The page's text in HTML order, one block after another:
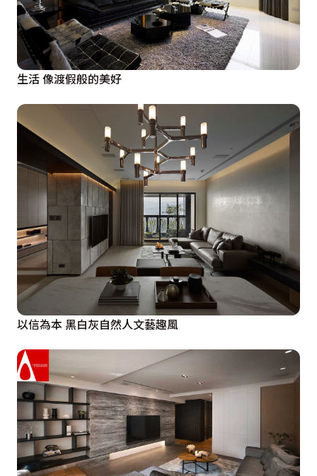
生活 像渡假般的美好
以信為本 黑白灰自然人文藝趣風